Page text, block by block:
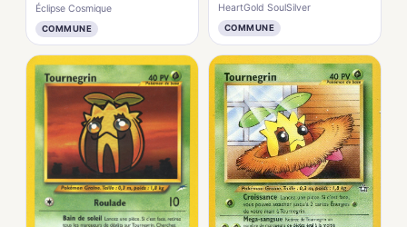
Éclipse Cosmique
COMMUNE
HeartGold SoulSilver
COMMUNE